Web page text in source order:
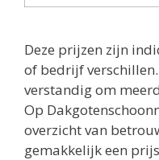
Deze prijzen zijn
of bedrijf
verstandig om
Op
overzicht van
gemakkelijk een